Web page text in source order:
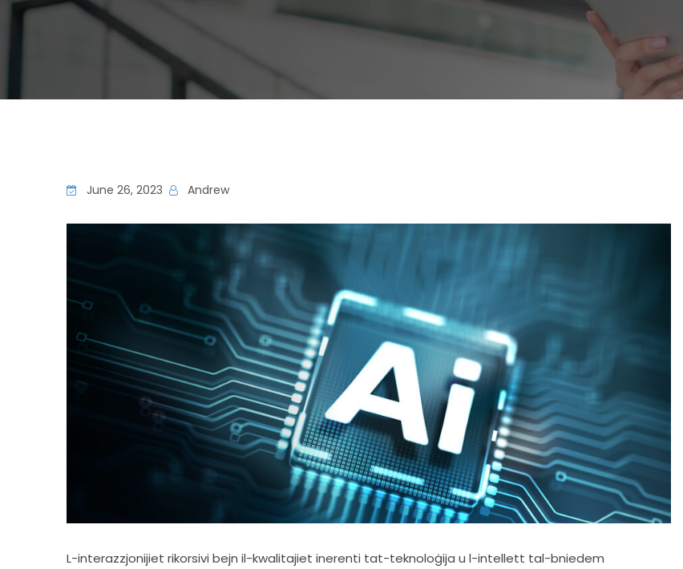
June 26, 2023 Andrew
L-interazzjonijiet rikorsivi bejn il-kwalitajiet inerenti tat-teknoloġija u l-intellett tal-bniedem